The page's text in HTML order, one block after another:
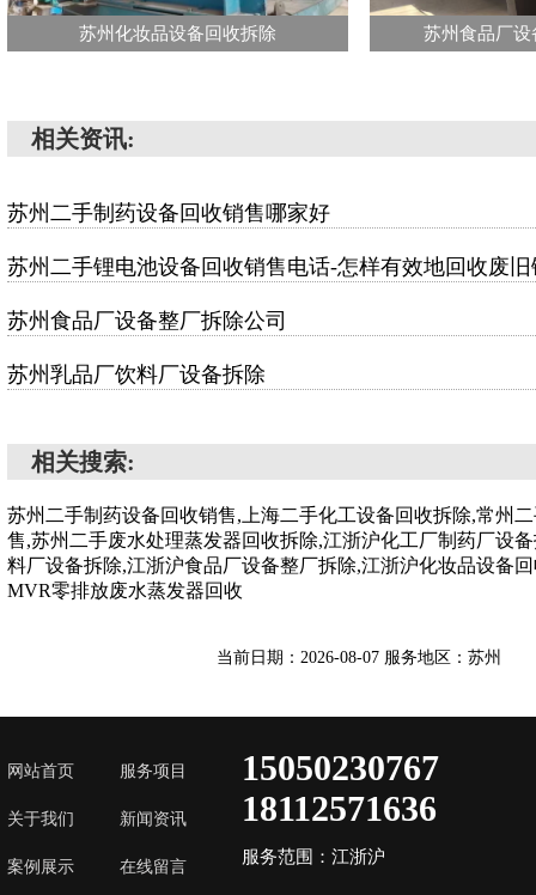
苏州化妆品设备回收拆除 苏州食品厂
相关资讯:
苏州二手制药设备回收销售哪家好
苏州二手锂电池设备回收销售电话-怎样有效地回收废
苏州食品厂设备整厂拆除公司
苏州乳品厂饮料厂设备拆除
相关搜索:
苏州二手制药设备回收销售,上海二手化工设备回收拆除,常州
售,苏州二手废水处理蒸发器回收拆除,江浙沪化工厂制药厂设
料厂设备拆除,江浙沪食品厂设备整厂拆除,江浙沪化妆品设备
MVR零排放废水蒸发器回收
当前日期：2026-08-07 服务地区：苏州
网站首页 服务项目
关于我们 新闻资讯
案例展示 在线留言
15050230767
18112571636
服务范围：江浙沪